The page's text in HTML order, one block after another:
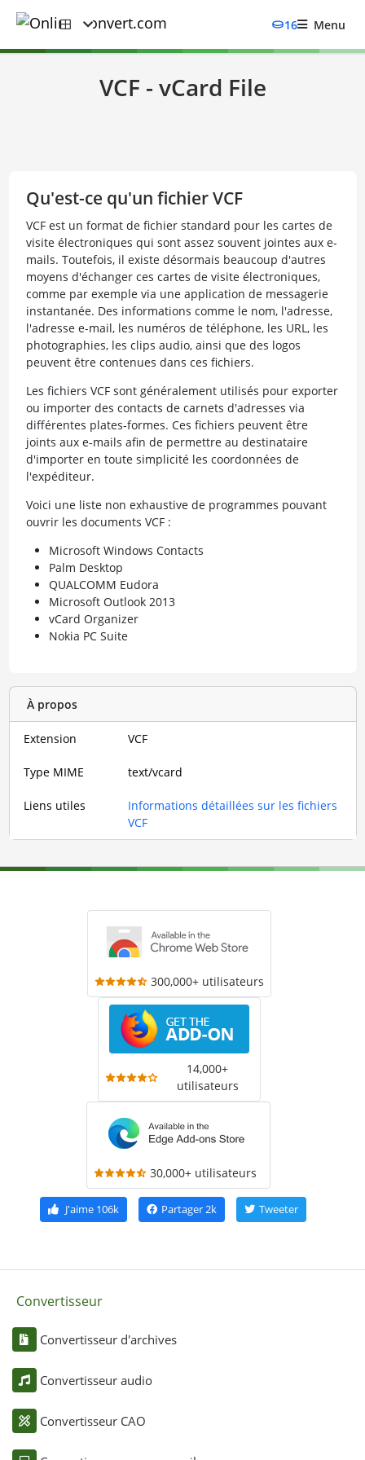
16 Menu
VCF - vCard File
Qu'est-ce qu'un fichier VCF
VCF est un format de fichier standard pour les cartes de
visite électroniques qui sont assez souvent jointes aux e-
mails. Toutefois, il existe désormais beaucoup d'autres
moyens d'échanger ces cartes de visite électroniques,
comme par exemple via une application de messagerie
instantanée. Des informations comme le nom, l'adresse,
l'adresse e-mail, les numéros de téléphone, les URL, les
photographies, les clips audio, ainsi que des logos
peuvent être contenues dans ces fichiers.
Les fichiers VCF sont généralement utilisés pour exporter
ou importer des contacts de carnets d'adresses via
différentes plates-formes. Ces fichiers peuvent être
joints aux e-mails afin de permettre au destinataire
d'importer en toute simplicité les coordonnées de
l'expéditeur.
Voici une liste non exhaustive de programmes pouvant
ouvrir les documents VCF :
Microsoft Windows Contacts
Palm Desktop
QUALCOMM Eudora
Microsoft Outlook 2013
vCard Organizer
Nokia PC Suite
À propos
Extension VCF
Type MIME text/vcard
Liens utiles
Informations détaillées sur les fichiers
VCF
300,000+ utilisateurs
14,000+
utilisateurs
30,000+ utilisateurs
J'aime106k Partager2k Tweeter
Convertisseur
Convertisseur d'archives
Convertisseur audio
Convertisseur CAO